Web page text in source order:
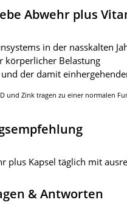
Abwehr plus
in der nasskalten
körperlicher Belastung
und der damit
und Zink tragen zu einer normalen
plus Kapsel täglich mit
& Antworten